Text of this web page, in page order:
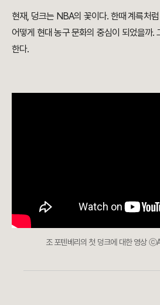
현재, 덩크는 NBA의 꽃이다. 한때 계륵처럼
어떻게 현대 농구 문화의 중심이 되었을까.
한다.
조 포텐베리의 첫 덩크에 대한 영상